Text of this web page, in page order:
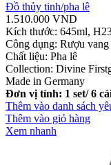
Đồ thủy tinh/pha lê
1.510.000 VND
Kích thước: 645ml,
Công dụng: Rượu
Chất liệu: Pha lê
Collection: Divine
Made in Germany
Đơn vị tính: 1 set/ 6
Thêm vào danh sách
Thêm vào giỏ hàng
Xem nhanh